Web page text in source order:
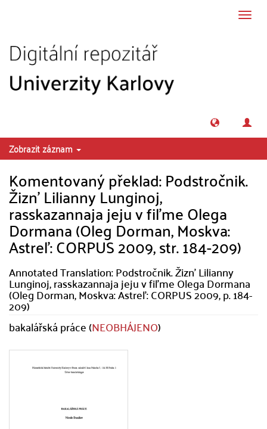
Zobrazit záznam
Komentovaný překlad: Podstročnik.
Žizn' Lilianny Lunginoj,
rasskazannaja jeju v fil'me Olega
Dormana (Oleg Dorman, Moskva:
Astrel': CORPUS 2009, str. 184-209)
Annotated Translation: Podstročnik. Žizn' Lilianny
Lunginoj, rasskazannaja jeju v fil'me Olega Dormana
(Oleg Dorman, Moskva: Astrel': CORPUS 2009, p. 184-
209)
bakalářská práce (NEOBHÁJENO)